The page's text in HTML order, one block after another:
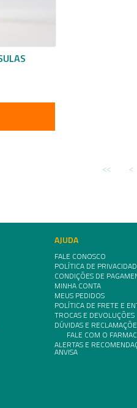
AJUDA
FALE CONOSCO
POLÍTICA DE
CONDIÇÕES DE
MINHA CONTA
MEUS PEDIDOS
POLÍTICA DE FRETE E
TROCAS E DEVOLUÇÕES
DÚVIDAS E
FALE COM O
ALERTAS E
ANVISA